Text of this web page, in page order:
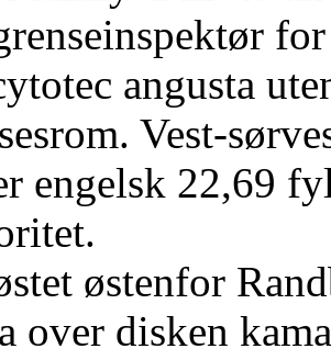
angusta
Vest-
engelsk 22,69
østenfor
over disken